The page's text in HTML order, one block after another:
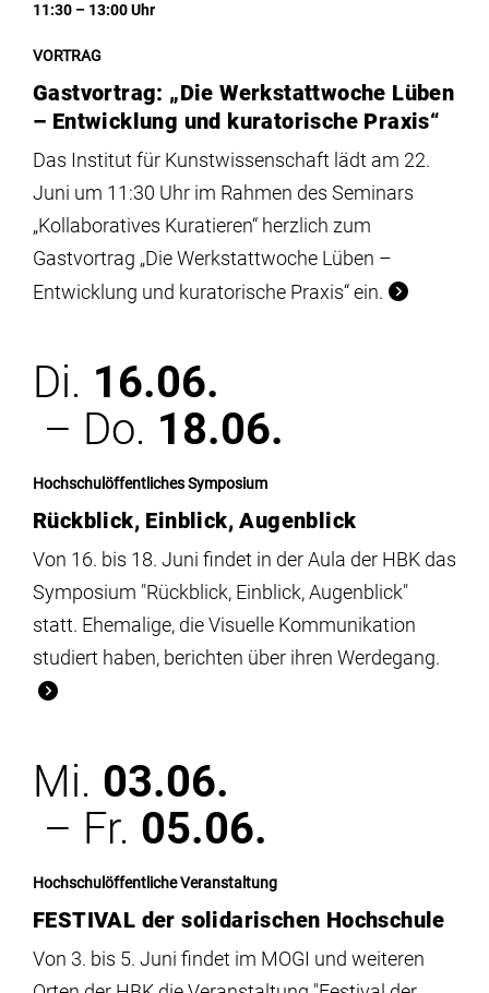
11:30 – 13:00 Uhr
VORTRAG
Gastvortrag: „Die Werkstattwoche Lüben
– Entwicklung und kuratorische Praxis“
Das Institut für Kunstwissenschaft lädt am 22.
Juni um 11:30 Uhr im Rahmen des Seminars
„Kollaboratives Kuratieren“ herzlich zum
Gastvortrag „Die Werkstattwoche Lüben –
Entwicklung und kuratorische Praxis“ ein.
Di. 16.06.
– Do. 18.06.
Hochschulöffentliches Symposium
Rückblick, Einblick, Augenblick
Von 16. bis 18. Juni findet in der Aula der HBK das
Symposium "Rückblick, Einblick, Augenblick"
statt. Ehemalige, die Visuelle Kommunikation
studiert haben, berichten über ihren Werdegang.
Mi. 03.06.
– Fr. 05.06.
Hochschulöffentliche Veranstaltung
FESTIVAL der solidarischen Hochschule
Von 3. bis 5. Juni findet im MOGI und weiteren